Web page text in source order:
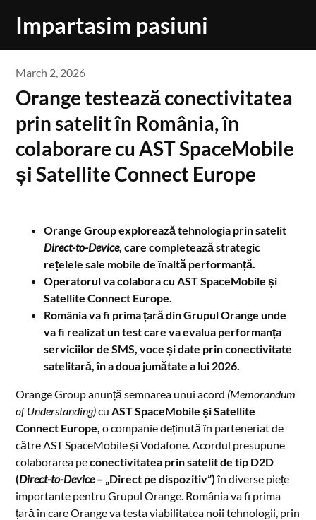
Impartasim pasiuni
March 2, 2026
Orange testează conectivitatea
prin satelit în România, în
colaborare cu AST SpaceMobile
și Satellite Connect Europe
Orange Group explorează tehnologia prin satelit
Direct-to-Device, care completează strategic
rețelele sale mobile de înaltă performanță.
Operatorul va colabora cu AST SpaceMobile și
Satellite Connect Europe.
România va fi prima țară din Grupul Orange unde
va fi realizat un test care va evalua performanța
serviciilor de SMS, voce și date prin conectivitate
satelitară, în a doua jumătate a lui 2026.
Orange Group anunță semnarea unui acord (Memorandum
of Understanding)cuAST SpaceMobile și Satellite
Connect Europe,o companie deținută în parteneriat de
către AST SpaceMobile și Vodafone. Acordul presupune
colaborarea peconectivitatea prin satelit de tip D2D
(Direct-to-Device– „Direct pe dispozitiv”) în diverse piețe
importante pentru Grupul Orange. România va fi prima
țară în care Orange va testa viabilitatea noii tehnologii, prin